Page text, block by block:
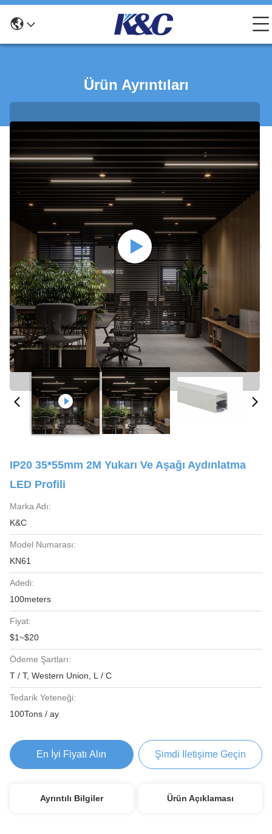
Ürün Ayrıntıları
IP20 35*55mm 2M Yukarı Ve Aşağı Aydınlatma
LED Profili
Marka Adı:
K&C
Model Numarası:
KN61
Adedi:
100meters
Fiyat:
$1~$20
Ödeme Şartları:
T / T, Western Union, L / C
Tedarik Yeteneği:
100Tons / ay
En İyi Fiyatı Alın Şimdi Iletişime Geçin
Ayrıntılı Bilgiler Ürün Açıklaması